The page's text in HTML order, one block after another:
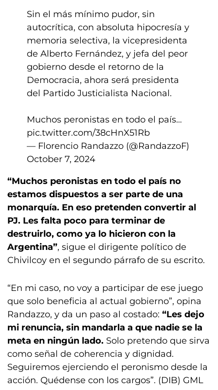
Sin el más mínimo pudor, sin
autocrítica, con absoluta hipocresía y
memoria selectiva, la vicepresidenta
de Alberto Fernández, y jefa del peor
gobierno desde el retorno de la
Democracia, ahora será presidenta
del Partido Justicialista Nacional.
Muchos peronistas en todo el país…
pic.twitter.com/38cHnX51Rb
— Florencio Randazzo (@RandazzoF)
October 7, 2024
“Muchos peronistas en todo el país no
estamos dispuestos a ser parte de una
monarquía. En eso pretenden convertir al
PJ. Les falta poco para terminar de
destruirlo, como ya lo hicieron con la
Argentina”, sigue el dirigente político de
Chivilcoy en el segundo párrafo de su escrito.
“En mi caso, no voy a participar de ese juego
que solo beneficia al actual gobierno”, opina
Randazzo, y da un paso al costado: “Les dejo
mi renuncia, sin mandarla a que nadie se la
meta en ningún lado. Solo pretendo que sirva
como señal de coherencia y dignidad.
Seguiremos ejerciendo el peronismo desde la
acción. Quédense con los cargos”. (DIB) GML